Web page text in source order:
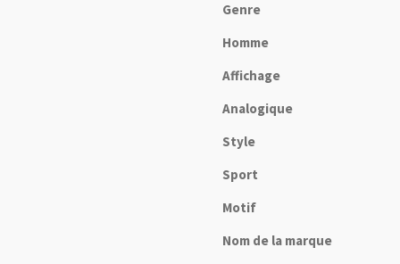
Genre
Homme
Affichage
Analogique
Style
Sport
Motif
Nom de la marque